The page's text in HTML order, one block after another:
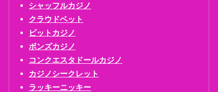
シャッフルカジノ
クラウドベット
ビットカジノ
ボンズカジノ
コンクエスタドールカジノ
カジノシークレット
ラッキーニッキー